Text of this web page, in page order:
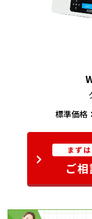
標準価格：
まず
ご